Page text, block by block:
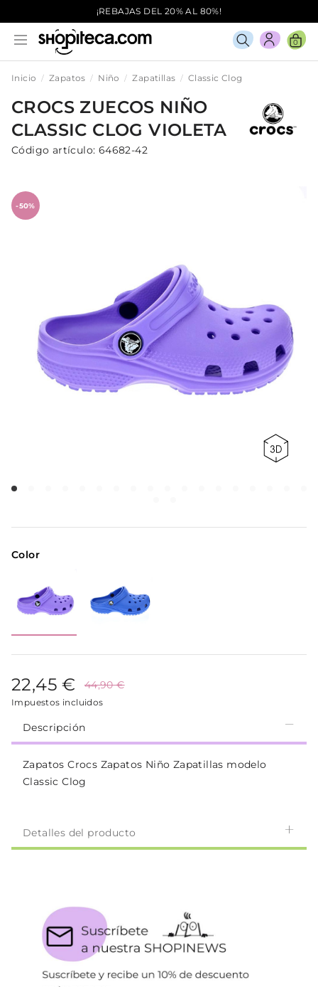
¡REBAJAS DEL 20% AL 80%!
0
Inicio Zapatos Niño Zapatillas Classic Clog
CROCS ZUECOS NIÑO
CLASSIC CLOGVIOLETA
Código artículo: 64682-42
-50%
Color
22,45 € 44,90 €
Impuestos incluidos
Descripción
Zapatos Crocs Zapatos Niño Zapatillas modelo
Classic Clog
Detalles del producto